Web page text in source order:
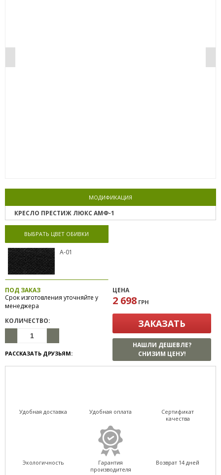
МОДИФИКАЦИЯ
КРЕСЛО ПРЕСТИЖ ЛЮКС АМФ-1
ВЫБРАТЬ ЦВЕТ ОБИВКИ
А-01
ПОД ЗАКАЗ
Срок изготовления уточняйте у
менеджера
КОЛИЧЕСТВО:
РАССКАЗАТЬ ДРУЗЬЯМ:
ЦЕНА
2 698 ГРН
ЗАКАЗАТЬ
НАШЛИ ДЕШЕВЛЕ?
СНИЗИМ ЦЕНУ!
Удобная доставка Удобная оплата
Сертификат
качества
Экологичность
Гарантия
производителя
Возврат 14 дней